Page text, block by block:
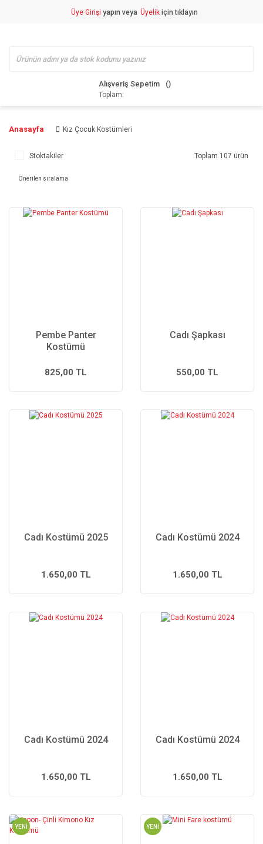
Üye Girişi yapın veya Üyelik için tıklayın
Alışveriş Sepetim
Toplam:
Anasayfa Kız Çocuk Kostümleri
Stoktakiler Toplam 107 ürün
Pembe Panter
Kostümü
825,00 TL
Cadı Şapkası
550,00 TL
Cadı Kostümü 2025
1.650,00 TL
Cadı Kostümü 2024
1.650,00 TL
Cadı Kostümü 2024
1.650,00 TL
Cadı Kostümü 2024
1.650,00 TL
YENİ YENİ